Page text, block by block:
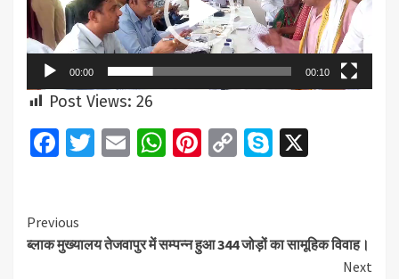
00:00 00:10
Post Views: 26
Facebook
Twitter
EmailWhatsApp
Pinterest
CopySkype
Continue
Reading
Previous
ब्लाक मुख्यालय तेजवापुर में सम्पन्न हुआ 344 जोड़ों का सामूहिक विवाह।
Next